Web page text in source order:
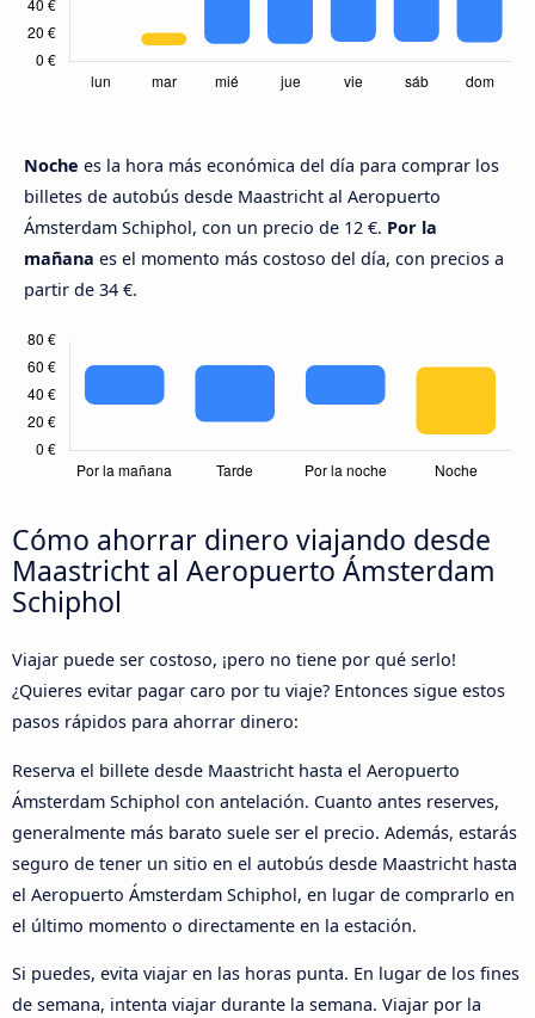
Noche es la hora más económica del día para comprar los
billetes de autobús desde Maastricht al Aeropuerto
Ámsterdam Schiphol, con un precio de 12 €. Por la
mañana es el momento más costoso del día, con precios a
partir de 34 €.
Cómo ahorrar dinero viajando desde
Maastricht al Aeropuerto Ámsterdam
Schiphol
Viajar puede ser costoso, ¡pero no tiene por qué serlo!
¿Quieres evitar pagar caro por tu viaje? Entonces sigue estos
pasos rápidos para ahorrar dinero:
Reserva el billete desde Maastricht hasta el Aeropuerto
Ámsterdam Schiphol con antelación. Cuanto antes reserves,
generalmente más barato suele ser el precio. Además, estarás
seguro de tener un sitio en el autobús desde Maastricht hasta
el Aeropuerto Ámsterdam Schiphol, en lugar de comprarlo en
el último momento o directamente en la estación.
Si puedes, evita viajar en las horas punta. En lugar de los fines
de semana, intenta viajar durante la semana. Viajar por la